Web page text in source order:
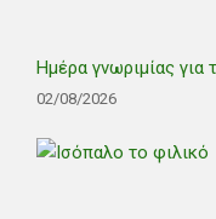
Ημέρα γνωριμίας
02/08/2026